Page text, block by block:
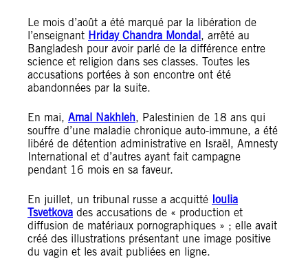
Le mois d’août a été marqué par la libération de
l’enseignant Hriday Chandra Mondal, arrêté au
Bangladesh pour avoir parlé de la différence entre
science et religion dans ses classes. Toutes les
accusations portées à son encontre ont été
abandonnées par la suite.
En mai, Amal Nakhleh, Palestinien de 18 ans qui
souffre d’une maladie chronique auto-immune, a été
libéré de détention administrative en Israël, Amnesty
International et d’autres ayant fait campagne
pendant 16 mois en sa faveur.
En juillet, un tribunal russe a acquitté Ioulia
Tsvetkova des accusations de « production et
diffusion de matériaux pornographiques » ; elle avait
créé des illustrations présentant une image positive
du vagin et les avait publiées en ligne.